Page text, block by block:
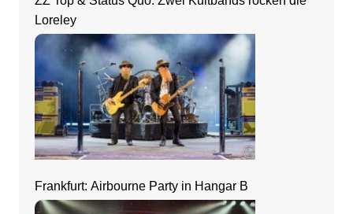
Loreley
Frankfurt: Airbourne Party in Hangar B